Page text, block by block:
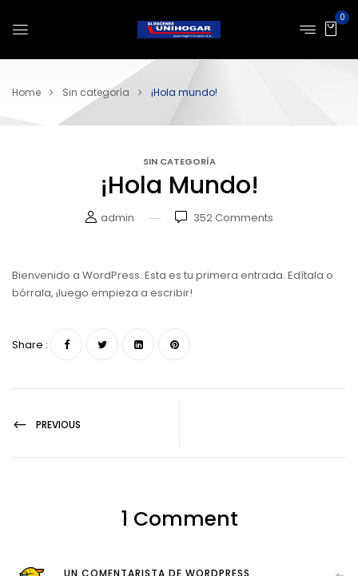
0
Home Sin categoría ¡Hola mundo!
SIN CATEGORÍA
¡Hola Mundo!
admin 352Comments
Bienvenido a WordPress. Esta es tu primera entrada. Edítala o
bórrala, ¡luego empieza a escribir!
Share :
PREVIOUS
1 Comment
UN COMENTARISTA DE WORDPRESS